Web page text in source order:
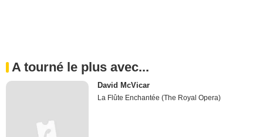
A tourné le plus avec...
David McVicar
La Flûte Enchantée (The Royal Opera)